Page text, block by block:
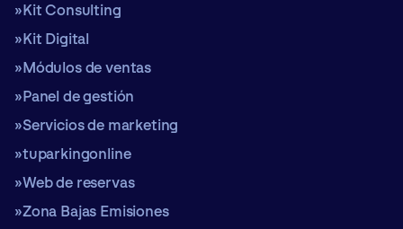
Kit Consulting
Kit Digital
Módulos de ventas
Panel de gestión
Servicios de marketing
tuparkingonline
Web de reservas
Zona Bajas Emisiones